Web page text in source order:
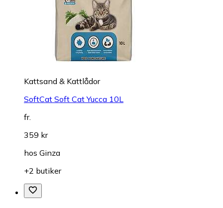
Kattsand & Kattlådor
SoftCat Soft Cat Yucca 10L
fr.
359 kr
hos Ginza
+2 butiker